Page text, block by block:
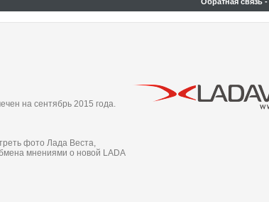
на сентябрь 2015 года.
фото Лада Веста,
мнениями о новой LADA